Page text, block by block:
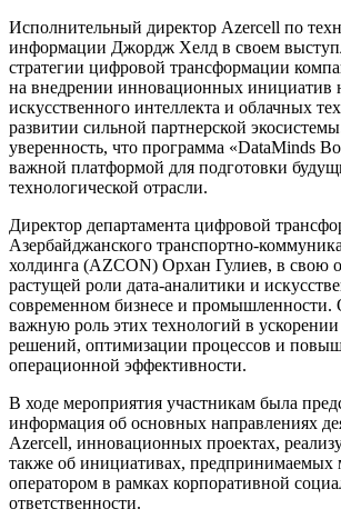
Исполнительный директор Azercell по
информации Джордж Хелд в своем
стратегии цифровой трансформации
на внедрении инновационных инициатив
искусственного интеллекта и облачных
развитии сильной партнерской
уверенность, что программа «DataMinds
важной платформой для подготовки
технологической отрасли.
Директор департамента цифровой
Азербайджанского транспортно-
холдинга (AZCON) Орхан Гулиев, в свою
растущей роли дата-аналитики и
современном бизнесе и промышленности.
важную роль этих технологий в
решений, оптимизации процессов и
операционной эффективности.
В ходе мероприятия участникам была
информация об основных направлениях
Azercell, инновационных проектах,
также об инициативах,
оператором в рамках корпоративной
ответственности.